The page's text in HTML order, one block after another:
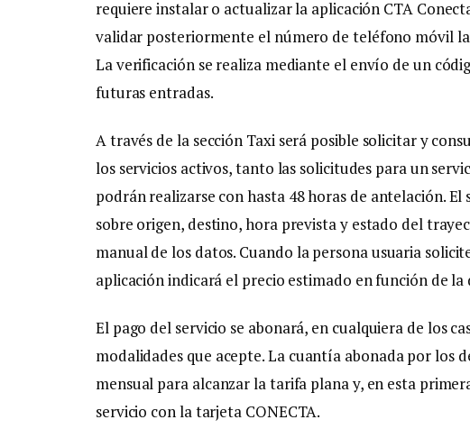
requiere instalar o actualizar la aplicación CTA
validar posteriormente el número de teléfono móvil
La verificación se realiza mediante el envío de un
futuras entradas.
A través de la sección Taxi será posible solicitar y
los servicios activos, tanto las solicitudes para un
podrán realizarse con hasta 48 horas de antelación.
sobre origen, destino, hora prevista y estado del
manual de los datos. Cuando la persona usuaria
aplicación indicará el precio estimado en función de la
El pago del servicio se abonará, en cualquiera de los
modalidades que acepte. La cuantía abonada por los
mensual para alcanzar la tarifa plana y, en esta
servicio con la tarjeta CONECTA.